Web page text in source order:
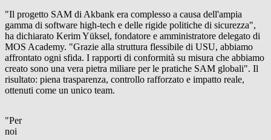
"Il progetto SAM di Akbank era complesso a causa dell'ampia
gamma di software high-tech e delle rigide politiche di sicurezza",
ha dichiarato Kerim Yüksel, fondatore e amministratore delegato di
MOS Academy. "Grazie alla struttura flessibile di USU, abbiamo
affrontato ogni sfida. I rapporti di conformità su misura che abbiamo
creato sono una vera pietra miliare per le pratiche SAM globali". Il
risultato: piena trasparenza, controllo rafforzato e impatto reale,
ottenuti come un unico team.
"Per
noi